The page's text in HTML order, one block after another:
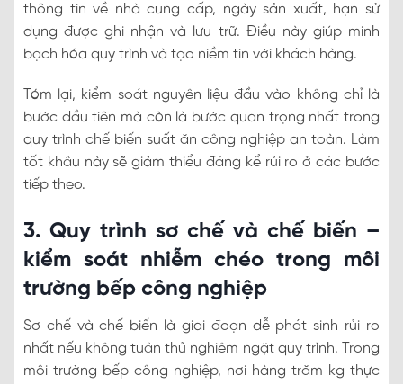
thông tin về nhà cung cấp, ngày sản xuất, hạn sử
dụng được ghi nhận và lưu trữ. Điều này giúp minh
bạch hóa quy trình và tạo niềm tin với khách hàng.
Tóm lại, kiểm soát nguyên liệu đầu vào không chỉ là
bước đầu tiên mà còn là bước quan trọng nhất trong
quy trình chế biến suất ăn công nghiệp an toàn. Làm
tốt khâu này sẽ giảm thiểu đáng kể rủi ro ở các bước
tiếp theo.
3. Quy trình sơ chế và chế biến –
kiểm soát nhiễm chéo trong môi
trường bếp công nghiệp
Sơ chế và chế biến là giai đoạn dễ phát sinh rủi ro
nhất nếu không tuân thủ nghiêm ngặt quy trình. Trong
môi trường bếp công nghiệp, nơi hàng trăm kg thực